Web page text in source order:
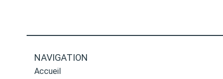
NAVIGATION
Accueil